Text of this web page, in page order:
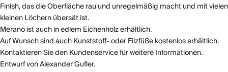
Finish, das die Oberfläche rau und unregelmäßig macht und mit vielen
kleinen Löchern übersät ist.
Merano ist auch in edlem Eichenholz erhältlich.
Auf Wunsch sind auch Kunststoff- oder Filzfüße kostenlos erhältlich.
Kontaktieren Sie den Kundenservice für weitere Informationen.
Entwurf von Alexander Gufler.